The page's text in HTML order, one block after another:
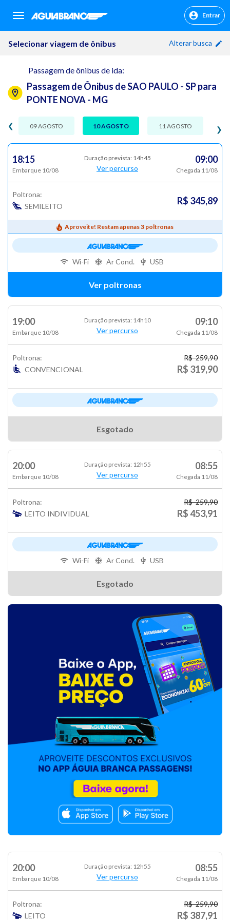
sr.header.toggle.navigation Entrar
Selecionar viagem de ônibus Alterar busca
Passagem de ônibus de ida:
Passagem de Ônibus de SAO PAULO - SP para
PONTE NOVA - MG
❯
❮ 09 AGOSTO 10 AGOSTO 11 AGOSTO
18:15
Embarque 10/08
Duração prevista: 14h45
Ver percurso
09:00
Chegada 11/08
Poltrona:
SEMILEITO
R$ 345,89
Aproveite! Restam apenas 3 poltronas
Ver poltronas
Wi-Fi Ar Cond. USB
19:00
Embarque 10/08
Duração prevista: 14h10
Ver percurso
09:10
Chegada 11/08
Poltrona:
CONVENCIONAL
R$ 259,90
R$ 319,90
Esgotado
20:00
Embarque 10/08
Duração prevista: 12h55
Ver percurso
08:55
Chegada 11/08
Poltrona:
LEITO INDIVIDUAL
R$ 259,90
R$ 453,91
Esgotado
Wi-Fi Ar Cond. USB
20:00
Embarque 10/08
Duração prevista: 12h55
Ver percurso
08:55
Chegada 11/08
Poltrona:
LEITO
R$ 259,90
R$ 387,91